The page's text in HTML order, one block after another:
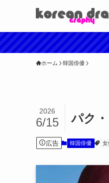
ホーム 韓国俳優
パク
2026
6/15
広告 韓国俳優 女